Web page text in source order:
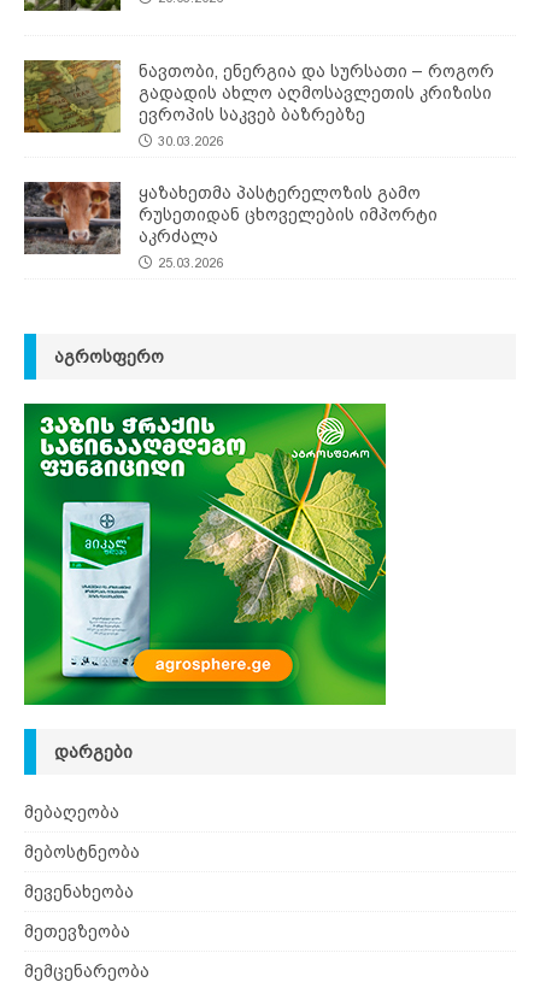
ნავთობი, ენერგია და სურსათი – როგორ
გადადის ახლო აღმოსავლეთის კრიზისი
ევროპის საკვებ ბაზრებზე
30.03.2026
ყაზახეთმა პასტერელოზის გამო
რუსეთიდან ცხოველების იმპორტი
აკრძალა
25.03.2026
ᲐᲒᲠᲝᲡᲤᲔᲠᲝ
ᲓᲐᲠᲒᲔᲑᲘ
მებაღეობა
მებოსტნეობა
მევენახეობა
მეთევზეობა
მემცენარეობა